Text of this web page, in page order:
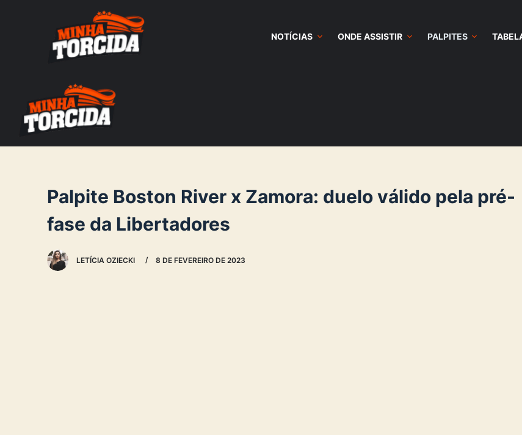
NOTÍCIAS ONDE ASSISTIR PALPITES
Palpite Boston River x Zamora: duelo válido pela pré-
fase da Libertadores
LETÍCIA OZIECKI 8 DE FEVEREIRO DE 2023